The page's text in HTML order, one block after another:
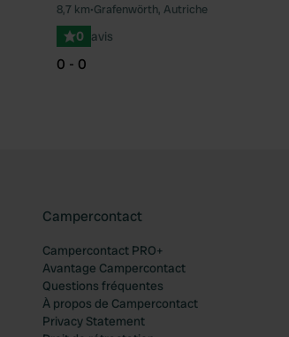
8,7 km•Grafenwörth, Autriche
0 avis
0 - 0
Campercontact
Campercontact PRO+
Avantage Campercontact
Questions fréquentes
À propos de Campercontact
Privacy Statement